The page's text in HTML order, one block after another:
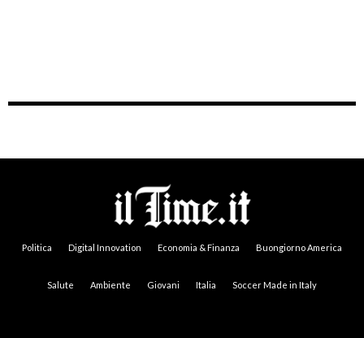
Politica Digital Innovation Economia & Finanza Buongiorno America
Salute Ambiente Giovani Italia Soccer Made in Italy